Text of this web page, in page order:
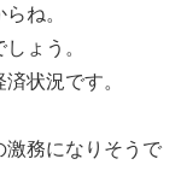
ね。
ょう。
状況です。
激務になりそうで